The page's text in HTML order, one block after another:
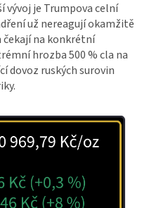
vývoj je Trumpova celní
už nereagují okamžitě
čekají na konkrétní
hrozba 500 % cla na
dovoz ruských surovin